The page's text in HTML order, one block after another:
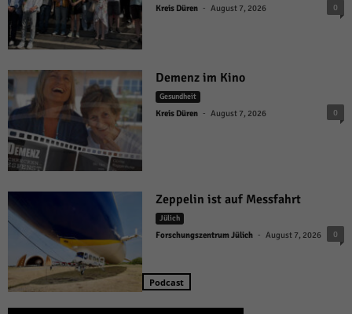
Kreis Düren - August 7, 2026 0
Demenz im Kino
Gesundheit
Kreis Düren - August 7, 2026 0
Zeppelin ist auf Messfahrt
Jülich
Forschungszentrum Jülich - August 7, 2026 0
Podcast